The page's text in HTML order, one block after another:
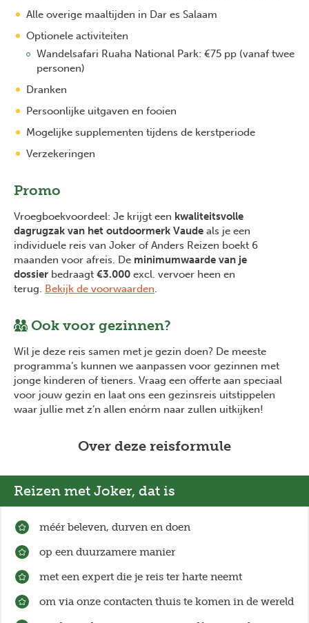
Alle overige maaltijden in Dar es Salaam
Optionele activiteiten
Wandelsafari Ruaha National Park: €75 pp (vanaf twee
personen)
Dranken
Persoonlijke uitgaven en fooien
Mogelijke supplementen tijdens de kerstperiode
Verzekeringen
Promo
Vroegboekvoordeel: Je krijgt een kwaliteitsvolle
dagrugzak van het outdoormerk Vaude als je een
individuele reis van Joker of Anders Reizen boekt 6
maanden voor afreis. De minimumwaarde van je
dossier bedraagt €3.000 excl. vervoer heen en
terug. Bekijk de voorwaarden
Ook voor gezinnen?
Wil je deze reis samen met je gezin doen? De meeste
programma’s kunnen we aanpassen voor gezinnen met
jonge kinderen of tieners. Vraag een offerte aan speciaal
voor jouw gezin en laat ons een gezinsreis uitstippelen
waar jullie met z’n allen enórm naar zullen uitkijken!
Over deze reisformule
Reizen met Joker, dat is
méér beleven, durven en doen
op een duurzamere manier
met een expert die je reis ter harte neemt
om via onze contacten thuis te komen in de wereld